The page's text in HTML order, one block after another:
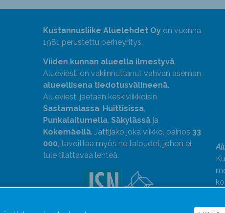
Kustannusliike Aluelehdet Oyon vuonna
1981 perustettu perheyritys.
Viiden kunnan alueella ilmestyvä
Alueviesti on vakiinnuttanut vahvan aseman
alueellisena tiedotusvälineenä.
Alueviesti jaetaan keskiviikkoisin
Sastamalassa, Huittisissa,
Punkalaitumella, Säkylässäja
Kokemäellä. Jättijako joka viikko, painos 33
000, tavoittaa myös ne taloudet, johon ei
tule tilattavaa lehteä.